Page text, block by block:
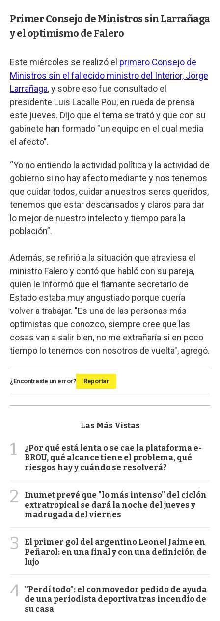
Primer Consejo de Ministros sin Larrañaga
y el optimismo de Falero
Este miércoles se realizó el primero Consejo de
Ministros sin el fallecido ministro del Interior, Jorge
Larrañaga, y sobre eso fue consultado el
presidente Luis Lacalle Pou, en rueda de prensa
este jueves. Dijo que el tema se trató y que con su
gabinete han formado "un equipo en el cual media
el afecto".
“Yo no entiendo la actividad política y la actividad de
gobierno si no hay afecto mediante y nos tenemos
que cuidar todos, cuidar a nuestros seres queridos,
tenemos que estar descansados y claros para dar
lo mejor de nuestro intelecto y tiempo para la
población”.
Además, se refirió a la situación que atraviesa el
ministro Falero y contó que habló con su pareja,
quien le informó que el flamante secretario de
Estado estaba muy angustiado porque quería
volver a trabajar. "Es una de las personas más
optimistas que conozco, siempre cree que las
cosas van a salir bien, no me extrañaría si en poco
tiempo lo tenemos con nosotros de vuelta", agregó.
¿Encontraste un error? Reportar
Las Más Vistas
1
¿Por qué está lenta o se cae la plataforma e-
BROU, qué alcance tiene el problema, qué
riesgos hay y cuándo se resolverá?
2
Inumet prevé que "lo más intenso" del ciclón
extratropical se dará la noche del jueves y
madrugada del viernes
3
El primer gol del argentino Leonel Jaime en
Peñarol: en una final y con una definición de
lujo
4 "Perdí todo": el conmovedor pedido de ayuda
de una periodista deportiva tras incendio de
su casa